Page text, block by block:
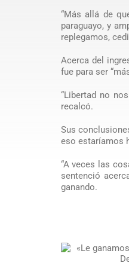
“Más allá de
paraguayo, y
replegamos,
Acerca del
fue para ser
“Libertad no
recalcó.
Sus
eso estaríamos
“A veces las
sentenció
ganando.